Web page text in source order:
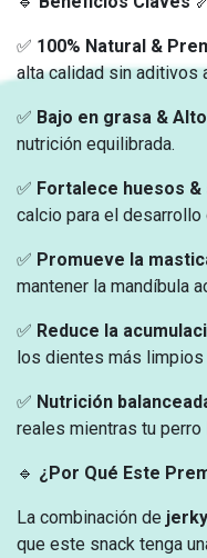
✅ 100% Natural &
alta calidad sin aditivos
✅ Bajo en grasa &
nutrición equilibrada.
✅ Fortalece huesos
calcio para el
✅ Promueve la
mantener la mandíbula
✅ Reduce la
los dientes más limpios
✅ Nutrición
reales mientras tu perro
🔹 ¿Por Qué Este
La combinación de
que este snack tenga